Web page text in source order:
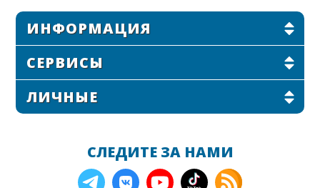
ИНФОРМАЦИЯ
СЕРВИСЫ
ЛИЧНЫЕ
СЛЕДИТЕ ЗА НАМИ